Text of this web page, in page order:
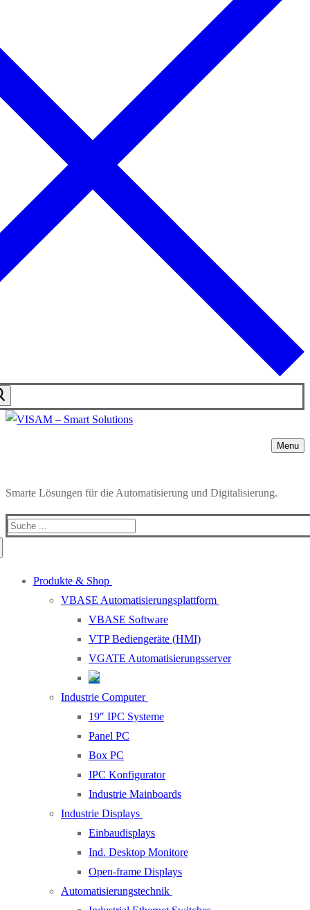
Menu
Smarte Lösungen für die Automatisierung und Digitalisierung.
Produkte & Shop
VBASE Automatisierungsplattform
VBASE Software
VTP Bediengeräte (HMI)
VGATE Automatisierungsserver
Industrie Computer
19″ IPC Systeme
Panel PC
Box PC
IPC Konfigurator
Industrie Mainboards
Industrie Displays
Einbaudisplays
Ind. Desktop Monitore
Open-frame Displays
Automatisierungstechnik